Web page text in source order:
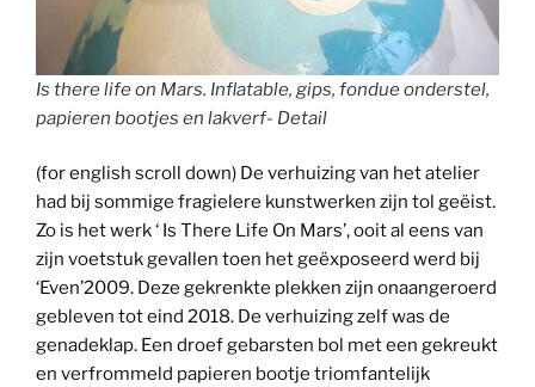
Is there life on Mars. Inflatable, gips, fondue onderstel,
papieren bootjes en lakverf- Detail
(for english scroll down) De verhuizing van het atelier
had bij sommige fragielere kunstwerken zijn tol geëist.
Zo is het werk ‘ Is There Life On Mars’, ooit al eens van
zijn voetstuk gevallen toen het geëxposeerd werd bij
‘Even’2009. Deze gekrenkte plekken zijn onaangeroerd
gebleven tot eind 2018. De verhuizing zelf was de
genadeklap. Een droef gebarsten bol met een gekreukt
en verfrommeld papieren bootje triomfantelijk